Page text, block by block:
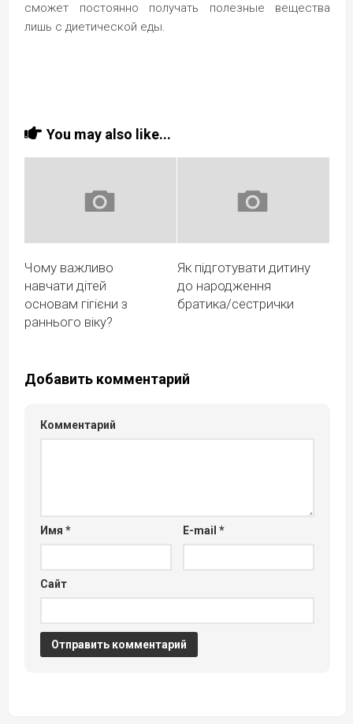
сможет постоянно получать полезные вещества
лишь с диетической еды.
You may also like...
Чому важливо
навчати дітей
основам гігієни з
раннього віку?
Як підготувати дитину
до народження
братика/сестрички
Добавить комментарий
Комментарий
Имя * E-mail *
Сайт